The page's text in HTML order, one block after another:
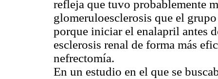
refleja que tuvo probablemente
glomeruloesclerosis que el
porque iniciar el enalapril antes
esclerosis renal de forma más
nefrectomía.
En un estudio en el que se